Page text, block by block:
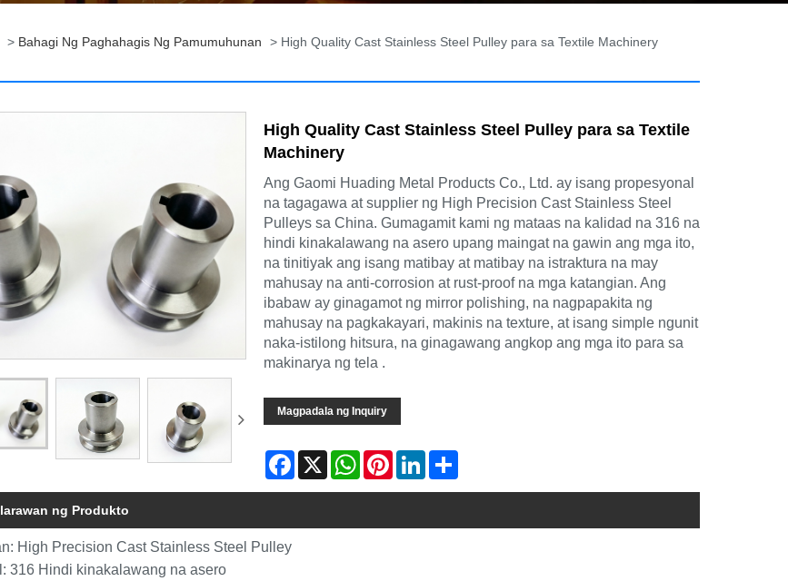
> Bahagi Ng Paghahagis Ng Pamumuhunan > High Quality Cast Stainless Steel Pulley para sa Textile Machinery
High Quality Cast Stainless Steel Pulley para sa Textile
Machinery
Ang Gaomi Huading Metal Products Co., Ltd. ay isang propesyonal
na tagagawa at supplier ng High Precision Cast Stainless Steel
Pulleys sa China. Gumagamit kami ng mataas na kalidad na 316 na
hindi kinakalawang na asero upang maingat na gawin ang mga ito,
na tinitiyak ang isang matibay at matibay na istraktura na may
mahusay na anti-corrosion at rust-proof na mga katangian. Ang
ibabaw ay ginagamot ng mirror polishing, na nagpapakita ng
mahusay na pagkakayari, makinis na texture, at isang simple ngunit
naka-istilong hitsura, na ginagawang angkop ang mga ito para sa
makinarya ng tela .
Magpadala ng Inquiry
Facebook
X WhatsAppPinterestLinkedInShare
ng Produkto
High Precision Cast Stainless Steel Pulley
316 Hindi kinakalawang na asero